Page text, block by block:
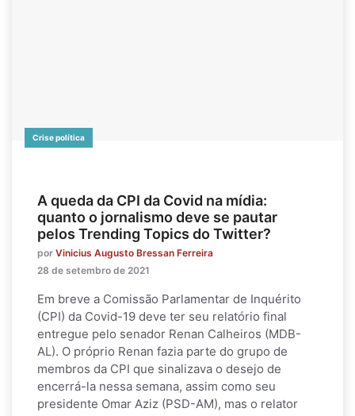
Crise política
A queda da CPI da Covid na mídia:
quanto o jornalismo deve se pautar
pelos Trending Topics do Twitter?
por Vinicius Augusto Bressan Ferreira
28 de setembro de 2021
Em breve a Comissão Parlamentar de Inquérito
(CPI) da Covid-19 deve ter seu relatório final
entregue pelo senador Renan Calheiros (MDB-
AL). O próprio Renan fazia parte do grupo de
membros da CPI que sinalizava o desejo de
encerrá-la nessa semana, assim como seu
presidente Omar Aziz (PSD-AM), mas o relator